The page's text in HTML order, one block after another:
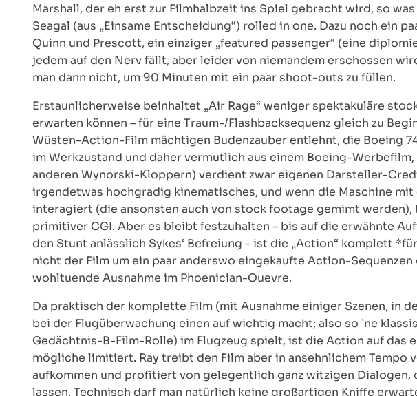
Marshall, der eh erst zur Filmhalbzeit ins Spiel gebracht wird, so
Seagal (aus „Einsame Entscheidung“) rolled in one. Dazu noch ein
Quinn und Prescott, ein einziger „featured passenger“ (eine
jedem auf den Nerv fällt, aber leider von niemandem erschossen
man dann nicht, um 90 Minuten mit ein paar shoot-outs zu füllen.
Erstaunlicherweise beinhaltet „Air Rage“ weniger spektakuläre
erwarten können – für eine Traum-/Flashbacksequenz gleich zu
Wüsten-Action-Film mächtigen Budenzauber entlehnt, die Boeing
im Werkzustand und daher vermutlich aus einem Boeing-
anderen Wynorski-Kloppern) verdient zwar eigenen Darsteller-
irgendetwas hochgradig kinematisches, und wenn die Maschine mit
interagiert (die ansonsten auch von stock footage gemimt werden),
primitiver CGI. Aber es bleibt festzuhalten – bis auf die erwähnte
den Stunt anlässlich Sykes‘ Befreiung – ist die „Action“ komplett
nicht der Film um ein paar anderswo eingekaufte Action-
wohltuende Ausnahme im Phoenician-Ouevre.
Da praktisch der komplette Film (mit Ausnahme einiger Szenen, in
bei der Flugüberwachung einen auf wichtig macht; also so ’ne
Gedächtnis-B-Film-Rolle) im Flugzeug spielt, ist die Action auf das
mögliche limitiert. Ray treibt den Film aber in ansehnlichem Tempo
aufkommen und profitiert von gelegentlich ganz witzigen Dialogen,
lassen. Technisch darf man natürlich keine großartigen Kniffe